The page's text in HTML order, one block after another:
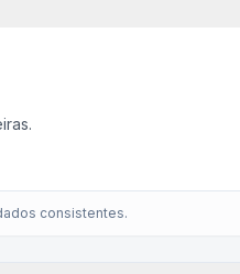
consistentes.